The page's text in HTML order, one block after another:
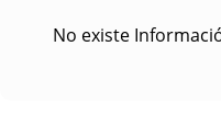
No existe